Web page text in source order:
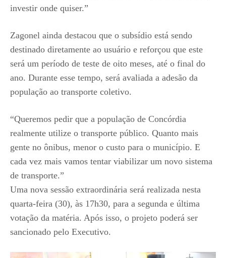
investir onde quiser.”
Zagonel ainda destacou que o subsídio está sendo
destinado diretamente ao usuário e reforçou que este
será um período de teste de oito meses, até o final do
ano. Durante esse tempo, será avaliada a adesão da
população ao transporte coletivo.
“Queremos pedir que a população de Concórdia
realmente utilize o transporte público. Quanto mais
gente no ônibus, menor o custo para o município. E
cada vez mais vamos tentar viabilizar um novo sistema
de transporte.”
Uma nova sessão extraordinária será realizada nesta
quarta-feira (30), às 17h30, para a segunda e última
votação da matéria. Após isso, o projeto poderá ser
sancionado pelo Executivo.